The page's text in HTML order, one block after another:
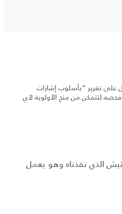
تقرير “بأسلوب إشارات
لتتمكن من منح الأولوية لأي
الذي نفذناه وهو يعمل